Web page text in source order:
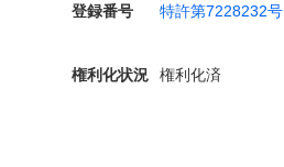
登録番号
特許第7228232号
権利化状況
権利化済